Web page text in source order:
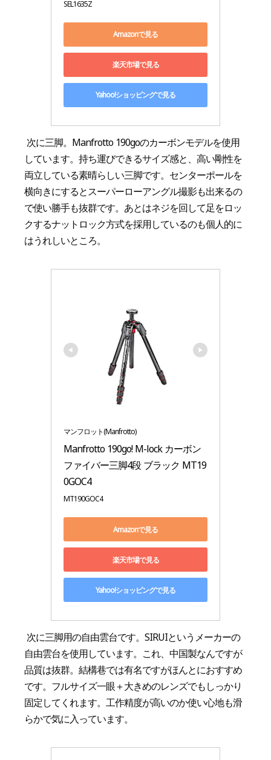
SEL1635Z
Amazonで見る
楽天市場で見る
Yahoo!ショッピングで見る
次に三脚。Manfrotto 190goのカーボンモデルを使用
しています。持ち運びできるサイズ感と、高い剛性を
両立している素晴らしい三脚です。センターポールを
横向きにするとスーパーローアングル撮影も出来るの
で使い勝手も抜群です。あとはネジを回して足をロッ
クするナットロック方式を採用しているのも個人的に
はうれしいところ。
マンフロット(Manfrotto)
Manfrotto 190go! M-lock カーボン
ファイバー三脚4段 ブラック MT19
0GOC4
MT190GOC4
Amazonで見る
楽天市場で見る
Yahoo!ショッピングで見る
次に三脚用の自由雲台です。SIRUIというメーカーの
自由雲台を使用しています。これ、中国製なんですが
品質は抜群。結構巷では有名ですがほんとにおすすめ
です。フルサイズ一眼＋大きめのレンズでもしっかり
固定してくれます。工作精度が高いのか使い心地も滑
らかで気に入っています。